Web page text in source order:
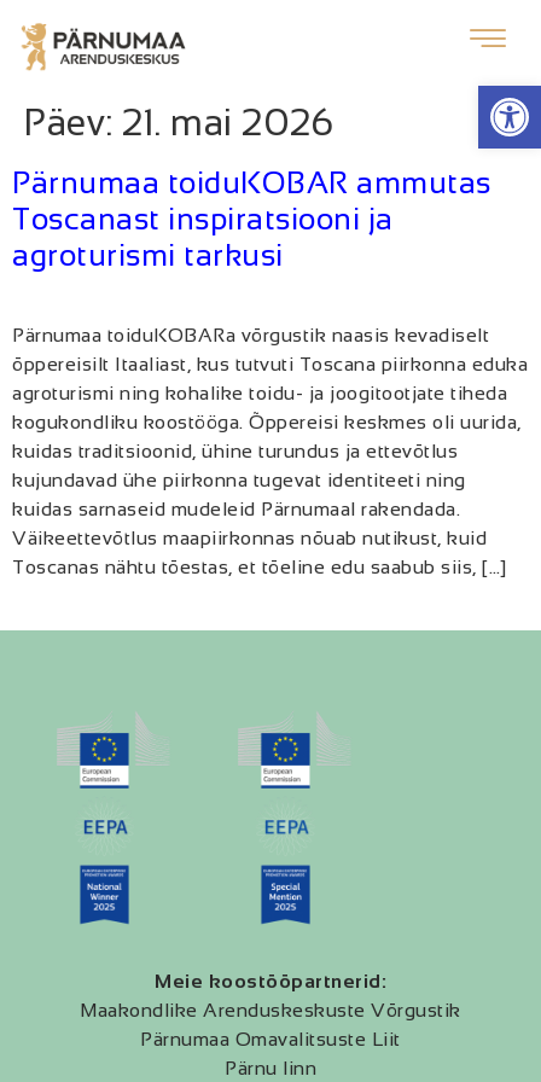
Päev: 21. mai 2026
Pärnumaa toiduKOBAR ammutas
Toscanast inspiratsiooni ja
agroturismi tarkusi
Pärnumaa toiduKOBARa võrgustik naasis kevadiselt
õppereisilt Itaaliast, kus tutvuti Toscana piirkonna eduka
agroturismi ning kohalike toidu- ja joogitootjate tiheda
kogukondliku koostööga. Õppereisi keskmes oli uurida,
kuidas traditsioonid, ühine turundus ja ettevõtlus
kujundavad ühe piirkonna tugevat identiteeti ning
kuidas sarnaseid mudeleid Pärnumaal rakendada.
Väikeettevõtlus maapiirkonnas nõuab nutikust, kuid
Toscanas nähtu tõestas, et tõeline edu saabub siis, […]
Meie koostööpartnerid:
Maakondlike Arenduskeskuste Võrgustik
Pärnumaa Omavalitsuste Liit
Pärnu linn